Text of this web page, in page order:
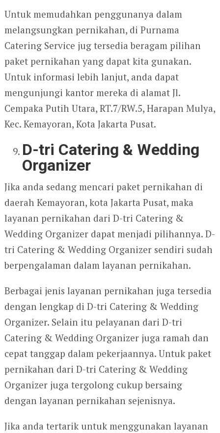
Untuk memudahkan penggunanya dalam
melangsungkan pernikahan, di Purnama
Catering Service jug tersedia beragam pilihan
paket pernikahan yang dapat kita gunakan.
Untuk informasi lebih lanjut, anda dapat
mengunjungi kantor mereka di alamat Jl.
Cempaka Putih Utara, RT.7/RW.5, Harapan Mulya,
Kec. Kemayoran, Kota Jakarta Pusat.
D-tri Catering & Wedding
Organizer
Jika anda sedang mencari paket pernikahan di
daerah Kemayoran, kota Jakarta Pusat, maka
layanan pernikahan dari D-tri Catering &
Wedding Organizer dapat menjadi pilihannya. D-
tri Catering & Wedding Organizer sendiri sudah
berpengalaman dalam layanan pernikahan.
Berbagai jenis layanan pernikahan juga tersedia
dengan lengkap di D-tri Catering & Wedding
Organizer. Selain itu pelayanan dari D-tri
Catering & Wedding Organizer juga ramah dan
cepat tanggap dalam pekerjaannya. Untuk paket
pernikahan dari D-tri Catering & Wedding
Organizer juga tergolong cukup bersaing
dengan layanan pernikahan sejenisnya.
Jika anda tertarik untuk menggunakan layanan